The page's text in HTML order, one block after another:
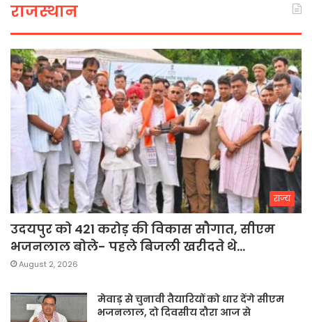
राजस्थान
राज्य
उदयपुर को 421 करोड़ की विकास सौगात, सीएम
भजनलाल बोले- पहले बिजली खरीदते थे…
August 2, 2026
मेवाड़ से चुनावी तैयारियों को धार देंगे सीएम
भजनलाल, दो दिवसीय दौरा आज से